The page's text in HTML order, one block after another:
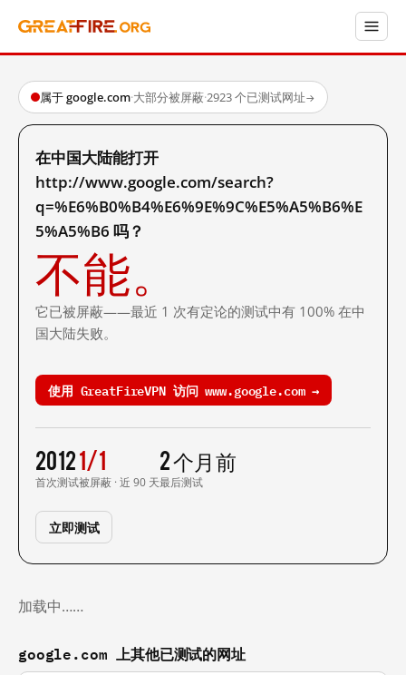
属于 google.com·大部分被屏蔽·2923 个已测试网址→
在中国大陆能打开
http://www.google.com/search?
q=%E6%B0%B4%E6%9E%9C%E5%A5%B6%E
5%A5%B6 吗？
不能。
它已被屏蔽——最近 1 次有定论的测试中有 100% 在中
国大陆失败。
使用 GreatFireVPN 访问 www.google.com →
2012
首次测试
1/1
被屏蔽 · 近 90 天
2 个月前
最后测试
立即测试
加载中……
google.com 上其他已测试的网址